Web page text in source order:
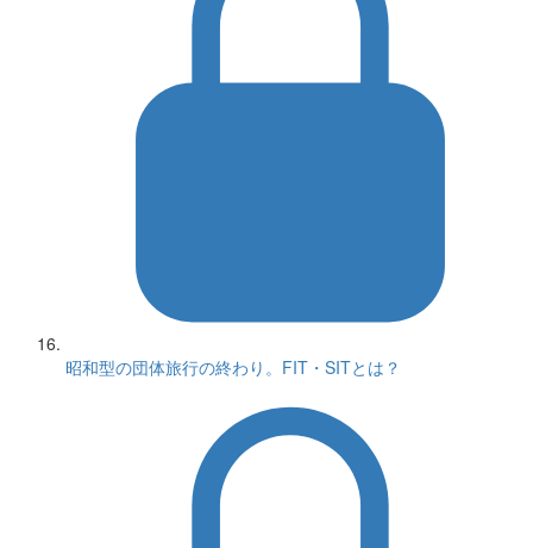
昭和型の団体旅行の終わり。FIT・SITとは？